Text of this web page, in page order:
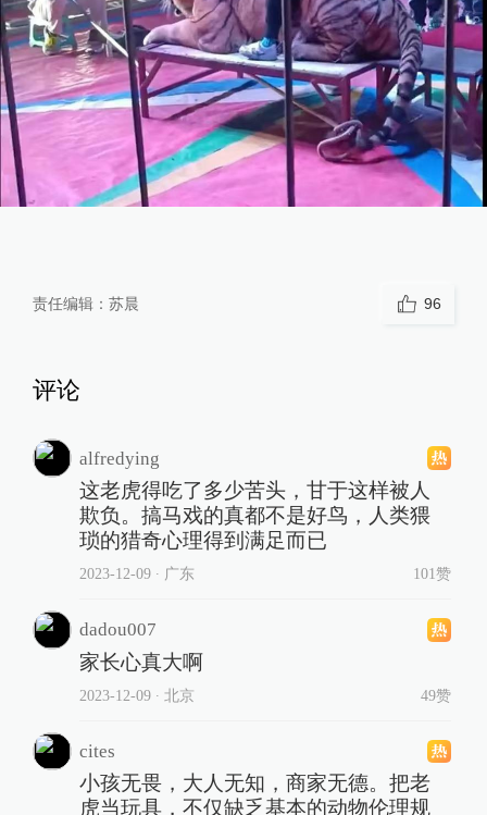
责任编辑： 苏晨 96
评论
alfredying
这老虎得吃了多少苦头，甘于这样被人
欺负。搞马戏的真都不是好鸟，人类猥
琐的猎奇心理得到满足而已
2023-12-09∙ 广东 101赞
dadou007
家长心真大啊
2023-12-09∙ 北京 49赞
cites
小孩无畏，大人无知，商家无德。把老
虎当玩具，不仅缺乏基本的动物伦理规